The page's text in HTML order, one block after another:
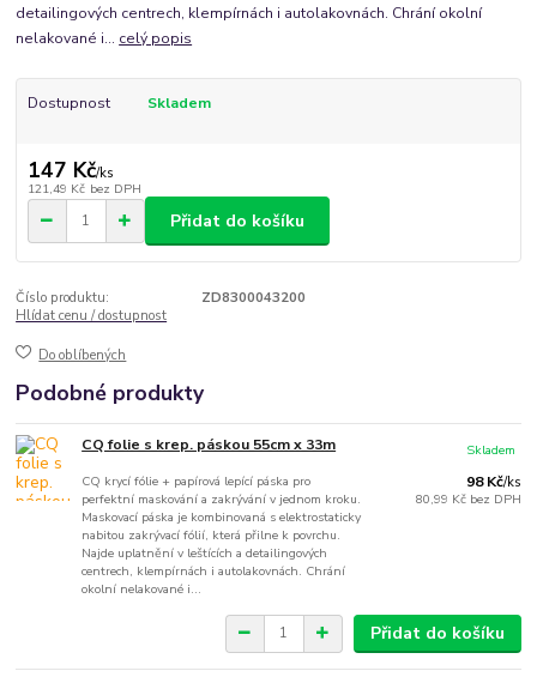
detailingových centrech, klempírnách i autolakovnách. Chrání okolní
nelakované i... celý popis
Dostupnost Skladem
147 Kč/ks
121,49 Kč bez DPH
Přidat do košíku
Číslo produktu:
ZD8300043200
Hlídat cenu / dostupnost
Do oblíbených
Podobné produkty
CQ folie s krep. páskou 55cm x 33m
CQ krycí fólie + papírová lepící páska pro
perfektní maskování a zakrývání v jednom kroku.
Maskovací páska je kombinovaná s elektrostaticky
nabitou zakrývací fólií, která přilne k povrchu.
Najde uplatnění v leštících a detailingových
centrech, klempírnách i autolakovnách. Chrání
okolní nelakované i...
98 Kč/ks
80,99 Kč bez DPH
Skladem
Přidat do košíku